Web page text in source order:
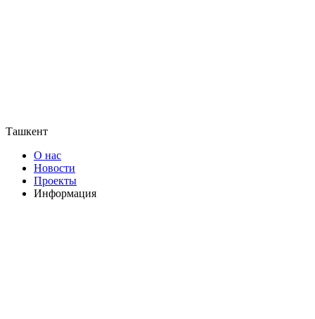
Ташкент
О нас
Новости
Проекты
Информация